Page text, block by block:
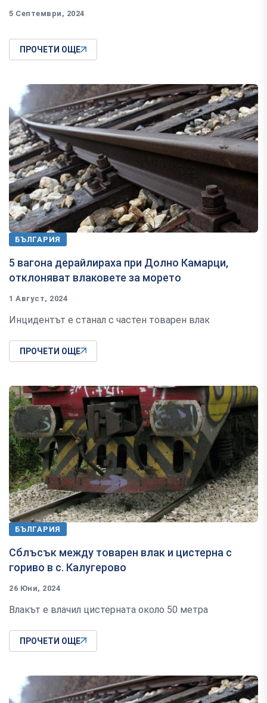
5 Септември, 2024
ПРОЧЕТИ ОЩЕ
БЪЛГАРИЯ
5 вагона дерайлираха при Долно Камарци,
отклоняват влаковете за морето
1 Август, 2024
Инцидентът е станал с частен товарен влак
ПРОЧЕТИ ОЩЕ
БЪЛГАРИЯ
Сблъсък между товарен влак и цистерна с
гориво в с. Калугерово
26 Юни, 2024
Влакът е влачил цистерната около 50 метра
ПРОЧЕТИ ОЩЕ